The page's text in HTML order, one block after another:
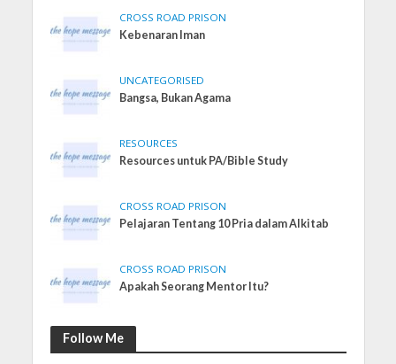
CROSS ROAD PRISON
Kebenaran Iman
UNCATEGORISED
Bangsa, Bukan Agama
RESOURCES
Resources untuk PA/Bible Study
CROSS ROAD PRISON
Pelajaran Tentang 10 Pria dalam Alkitab
CROSS ROAD PRISON
Apakah Seorang Mentor Itu?
Follow Me